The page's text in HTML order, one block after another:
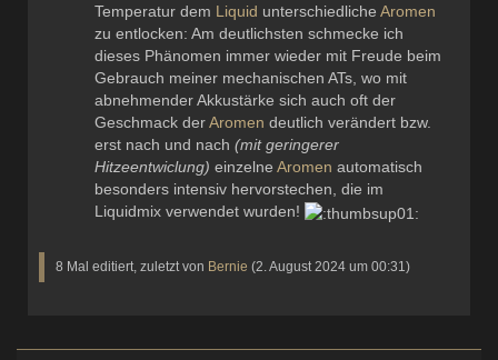
Temperatur dem Liquid unterschiedliche Aromen
zu entlocken: Am deutlichsten schmecke ich
dieses Phänomen immer wieder mit Freude beim
Gebrauch meiner mechanischen ATs, wo mit
abnehmender Akkustärke sich auch oft der
Geschmack derAromen deutlich verändert bzw.
erst nach und nach (mit geringerer
Hitzeentwiclung) einzelne Aromen automatisch
besonders intensiv hervorstechen, die im
Liquidmix verwendet wurden!
8 Mal editiert, zuletzt von Bernie (2. August 2024 um 00:31 )